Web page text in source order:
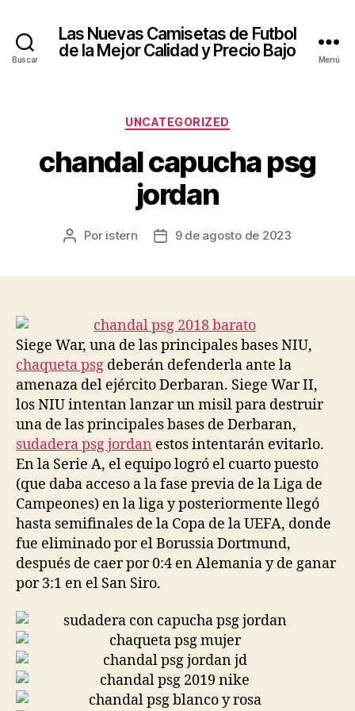
Buscar
Las Nuevas Camisetas de Futbol
de la Mejor Calidad y Precio Bajo
Menú
Categorías
UNCATEGORIZED
chandal capucha psg
jordan
Autor
Por istern
Fecha9 de agosto de 2023
Siege War, una de las principales bases NIU,
chaqueta psg deberán defenderla ante la
amenaza del ejército Derbaran. Siege War II,
los NIU intentan lanzar un misil para destruir
una de las principales bases de Derbaran,
sudadera psg jordan estos intentarán evitarlo.
En la Serie A, el equipo logró el cuarto puesto
(que daba acceso a la fase previa de la Liga de
Campeones) en la liga y posteriormente llegó
hasta semifinales de la Copa de la UEFA, donde
fue eliminado por el Borussia Dortmund,
después de caer por 0:4 en Alemania y de ganar
por 3:1 en el San Siro.